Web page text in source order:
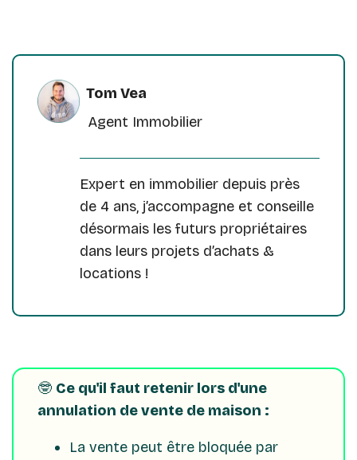
Tom Vea
Agent Immobilier
Expert en immobilier depuis près
de 4 ans, j’accompagne et conseille
désormais les futurs propriétaires
dans leurs projets d’achats &
locations !
🤓 Ce qu'il faut retenir lors d'une
annulation de vente de maison :
La vente peut être bloquée par